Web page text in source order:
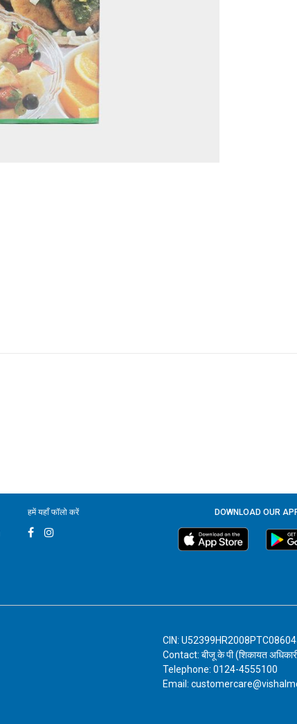
हमें यहाँ फॉलो करें DOWNLOAD OUR
CIN:
Contact: बीजू के पी (शिकायत
Telephone: 0124-4555100
Email: